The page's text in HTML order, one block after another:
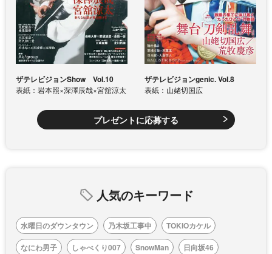
ザテレビジョンShow Vol.10
表紙：岩本照×深澤辰哉×宮舘涼太
ザテレビジョンgenic. Vol.8
表紙：山姥切国広
プレゼントに応募する
人気のキーワード
水曜日のダウンタウン 乃木坂工事中
TOKIOカケル
なにわ男子
しゃべくり007 SnowMan
日向坂46